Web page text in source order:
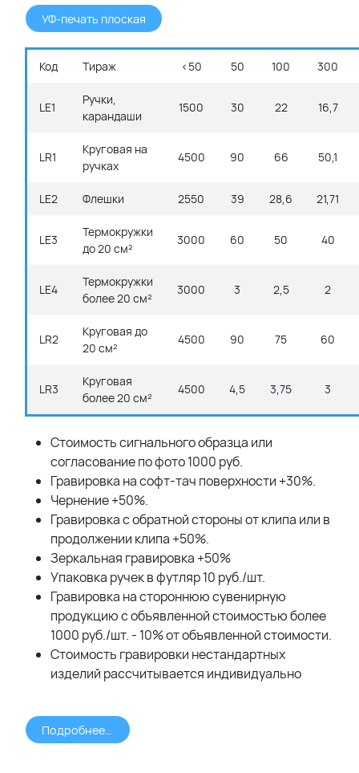
УФ-печать плоская
Код Тираж <50 50 100 300
LE1
Ручки,
карандаши
1500 30 22 16,7
LR1
Круговая на
ручках
4500 90 66 50,1
LE2 Флешки 2550 39 28,6 21,71
LE3
Термокружки
до 20 см²
3000 60 50 40
LE4
Термокружки
более 20 см²
3000 3 2,5 2
LR2
Круговая до
20 см²
4500 90 75 60
LR3
Круговая
более 20 см²
4500 4,5 3,75 3
Стоимость сигнального образца или
согласование по фото 1000 руб.
Гравировка на софт-тач поверхности +30%.
Чернение +50%.
Гравировка с обратной стороны от клипа или в
продолжении клипа +50%.
Зеркальная гравировка +50%
Упаковка ручек в футляр 10 руб./шт.
Гравировка на стороннюю сувенирную
продукцию с объявленной стоимостью более
1000 руб./шт. - 10% от объявленной стоимости.
Стоимость гравировки нестандартных
изделий рассчитывается индивидуально
Подробнее >>>